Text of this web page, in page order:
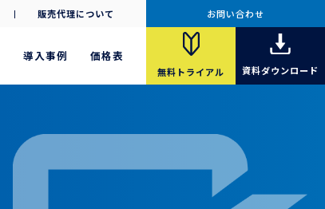
導入事例 価格表
無料 トライアル 資料ダウンロード
販売代理について お問い合わせ